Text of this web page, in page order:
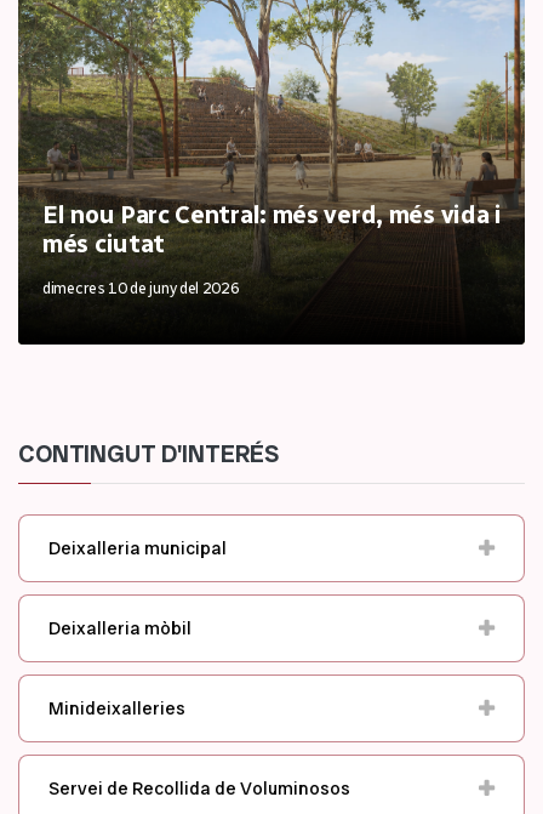
El nou Parc Central: més verd, més vida i
més ciutat
dimecres 10 de juny del 2026
CONTINGUT D'INTERÉS
Deixalleria municipal
Deixalleria mòbil
Minideixalleries
Servei de Recollida de Voluminosos